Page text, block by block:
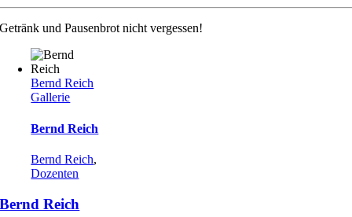
Getränk und Pausenbrot nicht vergessen!
Bernd Reich
Gallerie
Bernd Reich
Bernd Reich,
Dozenten
Bernd Reich